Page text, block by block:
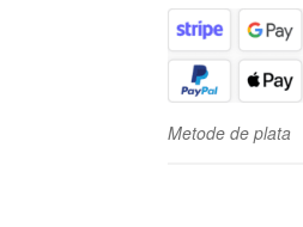
Metode de plata